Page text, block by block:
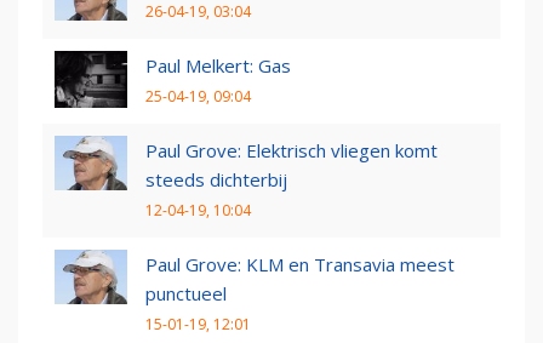
26-04-19, 03:04
Paul Melkert: Gas
25-04-19, 09:04
Paul Grove: Elektrisch vliegen komt
steeds dichterbij
12-04-19, 10:04
Paul Grove: KLM en Transavia meest
punctueel
15-01-19, 12:01